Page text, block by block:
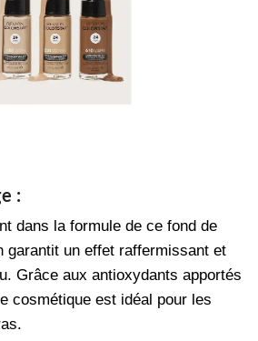
:
dans la formule de ce fond de
garantit un effet raffermissant et
Grâce aux antioxydants apportés
cosmétique est idéal pour les